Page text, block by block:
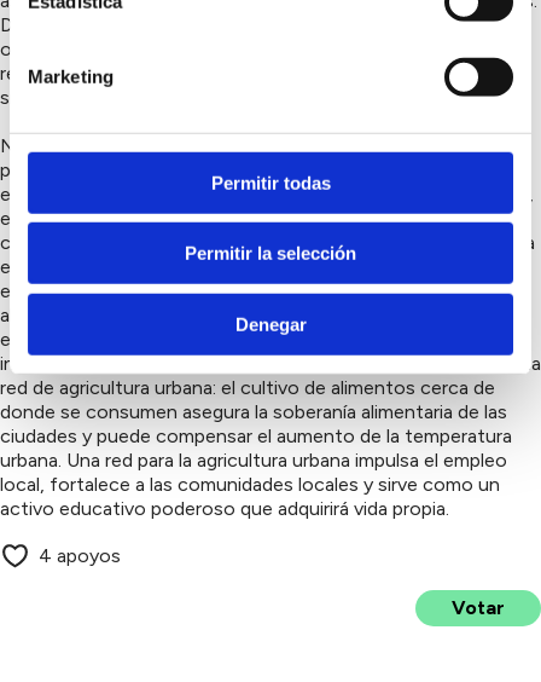
Marketing
Permitir todas
Permitir la selección
Denegar
4 apoyos
Votar
Del mismo modo, la recolección de agua de lluvia debería ser
otra prioridad en este momento, ya que las superficies duras
recolectan grandes cantidades de agua que terminan en el
sistema de alcantarillado sin poder ser reaprovechadas.
Nuestras soluciones pasan por: crear centros de innovación
para la enseñanza y transmisión de habilidades en
ecoeducación: los ciudadanos, los agricultores, los docentes,
el personal administrativo y las empresas pueden recibir
capacitación para adaptarse y prepararse colectivamente para
el cambio climático a través de espacios de cocreación y
experimentación con agricultura regenerativa, producción de
alimentos y bioconstrucción sostenible. Los centros de
ecoeducación en todo el mundo sirven como modelos
inspiradores y socios para las iniciativas locales. Establecer una
red de agricultura urbana: el cultivo de alimentos cerca de
donde se consumen asegura la soberanía alimentaria de las
ciudades y puede compensar el aumento de la temperatura
urbana. Una red para la agricultura urbana impulsa el empleo
local, fortalece a las comunidades locales y sirve como un
activo educativo poderoso que adquirirá vida propia.